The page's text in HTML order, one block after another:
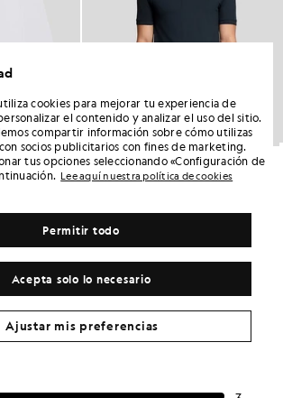
Camiseta de algodón de corte recto y manga larga Polo de algodón superfino
£60.00
cookies para mejorar tu experiencia de
el contenido y analizar el uso del sitio.
compartir información sobre cómo utilizas
socios publicitarios con fines de marketing.
tus opciones seleccionando «Configuración de
Lee aquí nuestra política de cookies
Acepta solo lo necesario
Permitir todo
Ajustar mis preferencias